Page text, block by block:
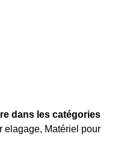
dans les catégories
elagage, Matériel pour